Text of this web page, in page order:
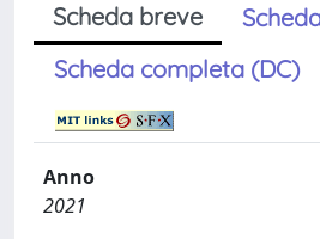
Scheda breve
Scheda completa (DC)
Anno
2021